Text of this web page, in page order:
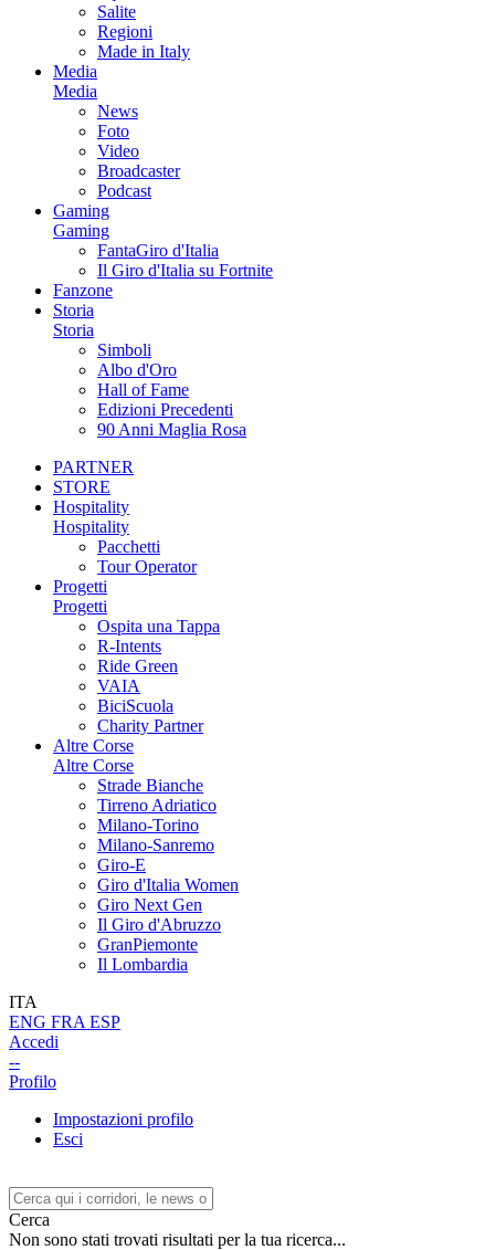
Salite
Regioni
Made in Italy
Media
Media
News
Foto
Video
Broadcaster
Podcast
Gaming
Gaming
FantaGiro d'Italia
Il Giro d'Italia su Fortnite
Fanzone
Storia
Storia
Simboli
Albo d'Oro
Hall of Fame
Edizioni Precedenti
90 Anni Maglia Rosa
PARTNER
STORE
Hospitality
Hospitality
Pacchetti
Tour Operator
Progetti
Progetti
Ospita una Tappa
R-Intents
Ride Green
VAIA
BiciScuola
Charity Partner
Altre Corse
Altre Corse
Strade Bianche
Tirreno Adriatico
Milano-Torino
Milano-Sanremo
Giro-E
Giro d'Italia Women
Giro Next Gen
Il Giro d'Abruzzo
GranPiemonte
Il Lombardia
ITA
ENG FRA ESP
Accedi
--
Profilo
Impostazioni profilo
Esci
Cerca
Non sono stati trovati risultati per la tua ricerca...